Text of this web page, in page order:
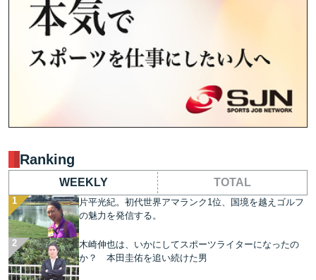
Ranking
WEEKLY TOTAL
片平光紀。初代世界アマランク1位、国境を越えゴルフ
の魅力を発信する。
木崎伸也は、いかにしてスポーツライターになったの
か？ 本田圭佑を追い続けた男